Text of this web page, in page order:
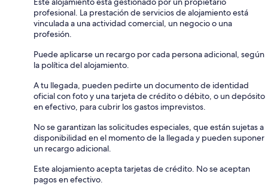
profesional. La prestación de servicios de alojamiento está
vinculada a una actividad comercial, un negocio o una
profesión.
Puede aplicarse un recargo por cada persona adicional, según
la política del alojamiento.
A tu llegada, pueden pedirte un documento de identidad
oficial con foto y una tarjeta de crédito o débito, o un depósito
en efectivo, para cubrir los gastos imprevistos.
No se garantizan las solicitudes especiales, que están sujetas a
disponibilidad en el momento de la llegada y pueden suponer
un recargo adicional.
Este alojamiento acepta tarjetas de crédito. No se aceptan
pagos en efectivo.